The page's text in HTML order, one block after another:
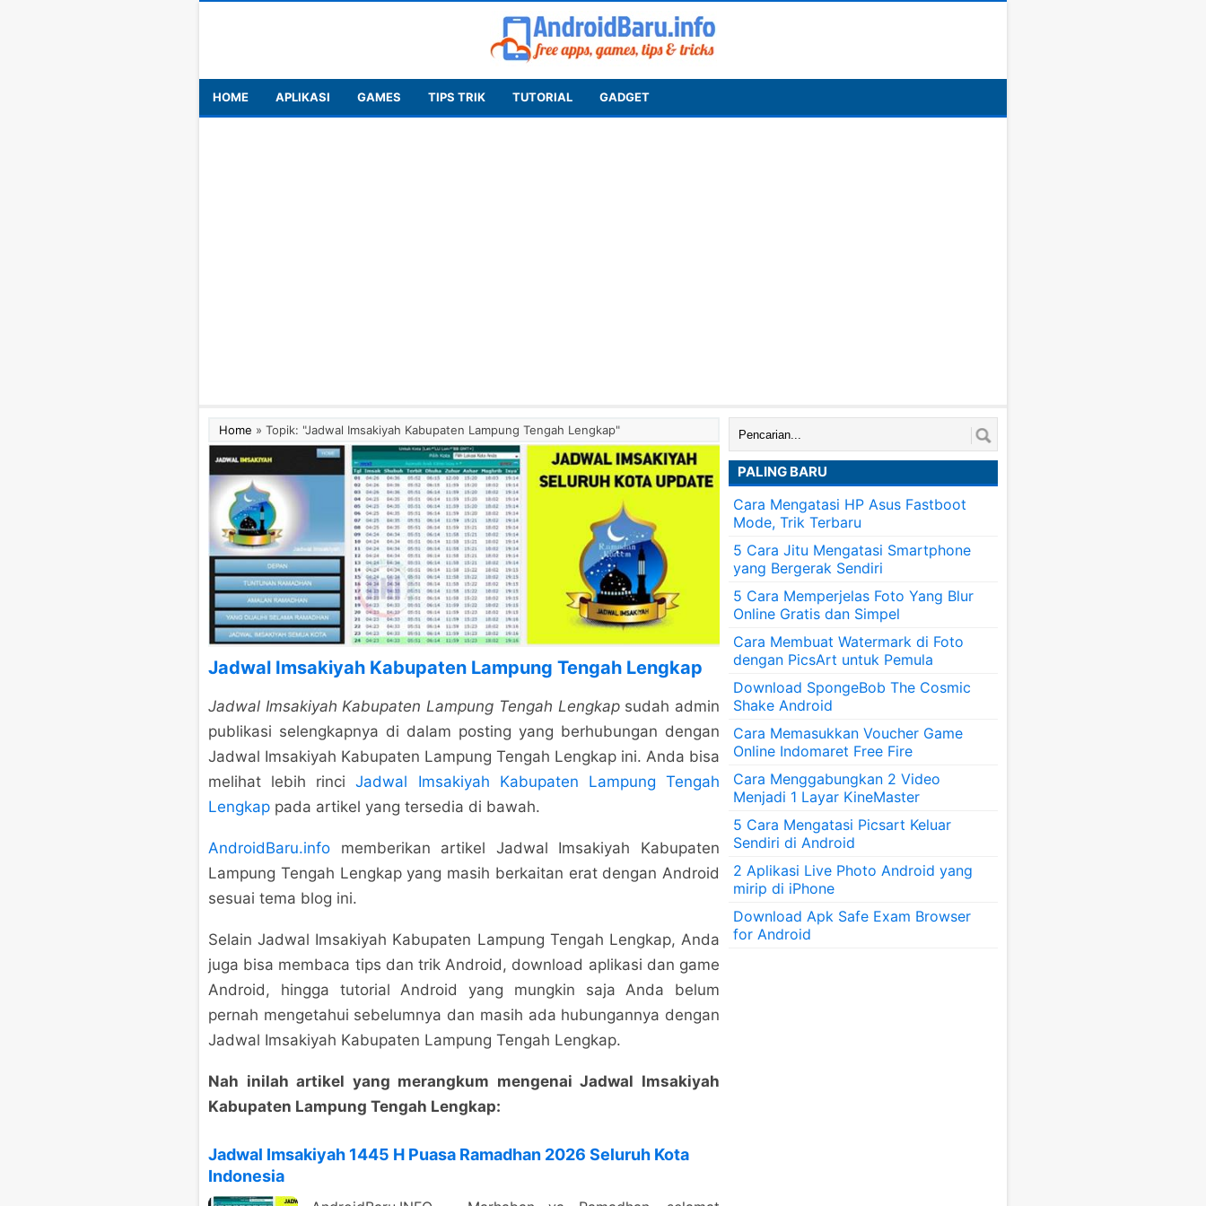
HOME APLIKASI GAMES TIPS TRIK TUTORIAL GADGET
Home » Topik: "Jadwal Imsakiyah Kabupaten Lampung Tengah Lengkap"
Jadwal Imsakiyah Kabupaten Lampung Tengah Lengkap
Jadwal Imsakiyah Kabupaten Lampung Tengah Lengkapsudah admin
publikasi selengkapnya di dalam posting yang berhubungan dengan
Jadwal Imsakiyah Kabupaten Lampung Tengah Lengkap ini. Anda bisa
melihat lebih rinciJadwal Imsakiyah Kabupaten Lampung Tengah
Lengkap pada artikel yang tersedia di bawah.
AndroidBaru.info memberikan artikel Jadwal Imsakiyah Kabupaten
Lampung Tengah Lengkap yang masih berkaitan erat dengan Android
sesuai tema blog ini.
Selain Jadwal Imsakiyah Kabupaten Lampung Tengah Lengkap, Anda
juga bisa membaca tips dan trik Android, download aplikasi dan game
Android, hingga tutorial Android yang mungkin saja Anda belum
pernah mengetahui sebelumnya dan masih ada hubungannya dengan
Jadwal Imsakiyah Kabupaten Lampung Tengah Lengkap.
Nah inilah artikel yang merangkum mengenai Jadwal Imsakiyah
Kabupaten Lampung Tengah Lengkap:
Jadwal Imsakiyah 1445 H Puasa Ramadhan 2026 Seluruh Kota
Indonesia
Cari:
PALING BARU
Cara Mengatasi HP Asus Fastboot
Mode, Trik Terbaru
5 Cara Jitu Mengatasi Smartphone
yang Bergerak Sendiri
5 Cara Memperjelas Foto Yang Blur
Online Gratis dan Simpel
Cara Membuat Watermark di Foto
dengan PicsArt untuk Pemula
Download SpongeBob The Cosmic
Shake Android
Cara Memasukkan Voucher Game
Online Indomaret Free Fire
Cara Menggabungkan 2 Video
Menjadi 1 Layar KineMaster
5 Cara Mengatasi Picsart Keluar
Sendiri di Android
2 Aplikasi Live Photo Android yang
mirip di iPhone
Download Apk Safe Exam Browser
for Android